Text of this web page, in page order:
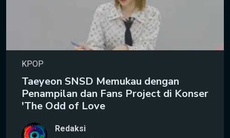
KPOP
Taeyeon SNSD Memukau dengan
Penampilan dan Fans Project di Konser
'The Odd of Love
Redaksi